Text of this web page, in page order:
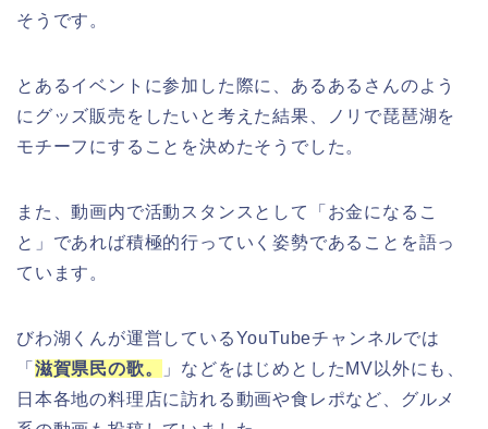
そうです。
とあるイベントに参加した際に、あるあるさんのよう
にグッズ販売をしたいと考えた結果、ノリで琵琶湖を
モチーフにすることを決めたそうでした。
また、動画内で活動スタンスとして「お金になるこ
と」であれば積極的行っていく姿勢であることを語っ
ています。
びわ湖くんが運営しているYouTubeチャンネルでは
「 滋賀県民の歌。
」などをはじめとしたMV以外にも、
日本各地の料理店に訪れる動画や食レポなど、グルメ